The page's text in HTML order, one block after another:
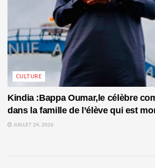
CULTURE
Kindia :Bappa Oumar,le célèbre
dans la famille de l’élève qui est
JUILLET 24, 2026